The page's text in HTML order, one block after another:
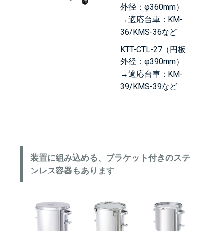
外径：φ360mm）
→適応台車：KM-
36/KMS-36など
KTT-CTL-27（円板
外径：φ390mm）
→適応台車：KM-
39/KMS-39など
装置に組み込める、ブラケット付きのステ
ンレス容器もあります